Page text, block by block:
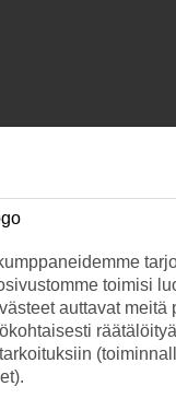
toimisi
auttavat meitä